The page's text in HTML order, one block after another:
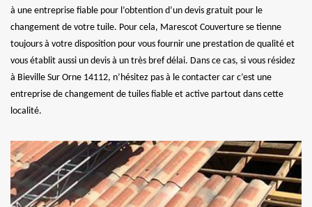
à une entreprise fiable pour l’obtention d’un devis gratuit pour le
changement de votre tuile. Pour cela, Marescot Couverture se tienne
toujours à votre disposition pour vous fournir une prestation de qualité et
vous établit aussi un devis à un très bref délai. Dans ce cas, si vous résidez
à Bieville Sur Orne 14112, n’hésitez pas à le contacter car c’est une
entreprise de changement de tuiles fiable et active partout dans cette
localité.